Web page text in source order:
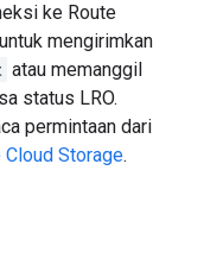
ke Route
mengirimkan
atau memanggil
status LRO.
permintaan dari
Cloud Storage.